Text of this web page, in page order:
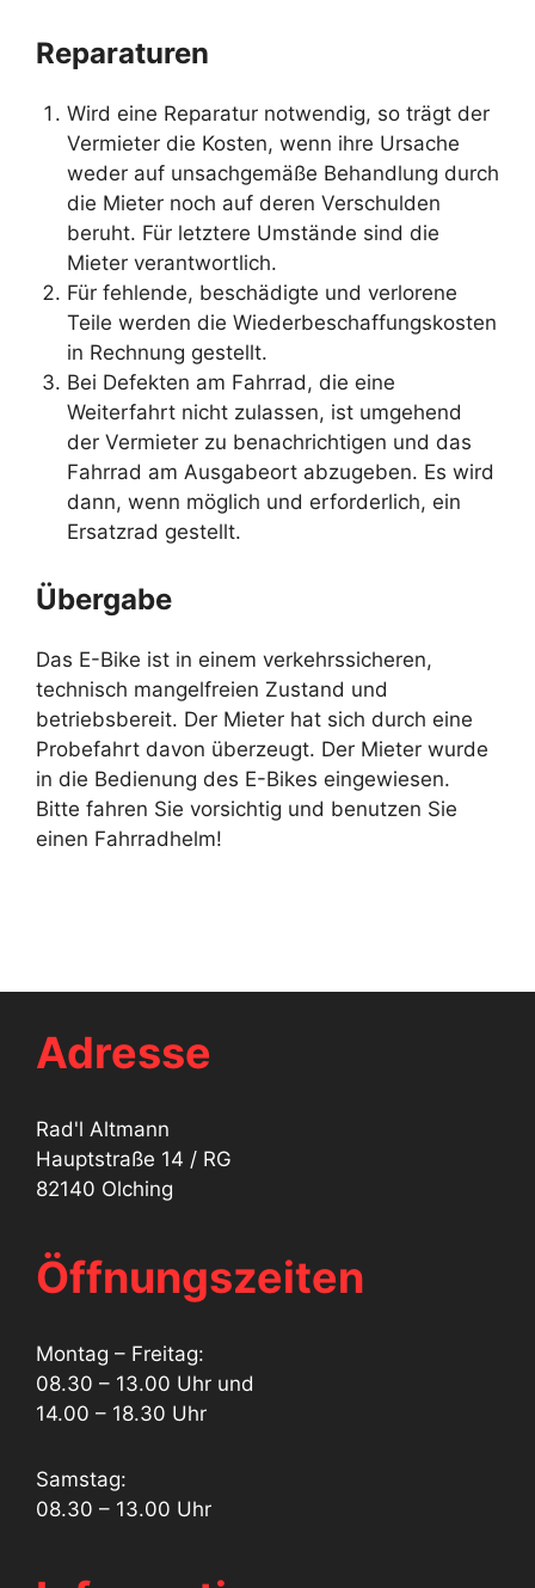
Reparaturen
Wird eine Reparatur notwendig, so trägt der
Vermieter die Kosten, wenn ihre Ursache
weder auf unsachgemäße Behandlung durch
die Mieter noch auf deren Verschulden
beruht. Für letztere Umstände sind die
Mieter verantwortlich.
Für fehlende, beschädigte und verlorene
Teile werden die Wiederbeschaffungskosten
in Rechnung gestellt.
Bei Defekten am Fahrrad, die eine
Weiterfahrt nicht zulassen, ist umgehend
der Vermieter zu benachrichtigen und das
Fahrrad am Ausgabeort abzugeben. Es wird
dann, wenn möglich und erforderlich, ein
Ersatzrad gestellt.
Übergabe
Das E-Bike ist in einem verkehrssicheren,
technisch mangelfreien Zustand und
betriebsbereit. Der Mieter hat sich durch eine
Probefahrt davon überzeugt. Der Mieter wurde
in die Bedienung des E-Bikes eingewiesen.
Bitte fahren Sie vorsichtig und benutzen Sie
einen Fahrradhelm!
Adresse
Rad'l Altmann
Hauptstraße 14 / RG
82140 Olching
Öffnungszeiten
Montag – Freitag:
08.30 – 13.00 Uhr und
14.00 – 18.30 Uhr
Samstag:
08.30 – 13.00 Uhr